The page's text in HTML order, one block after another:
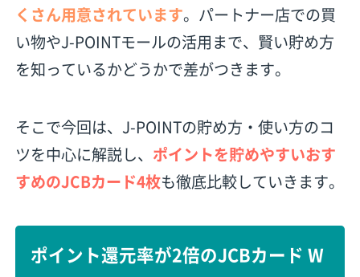
くさん用意されています。パートナー店での買
い物やJ-POINTモールの活用まで、賢い貯め方
を知っているかどうかで差がつきます。
そこで今回は、J-POINTの貯め方・使い方のコ
ツを中心に解説し、 ポイントを貯めやすいおす
すめのJCBカード4枚も徹底比較していきます。
ポイント還元率が2倍のJCBカード W